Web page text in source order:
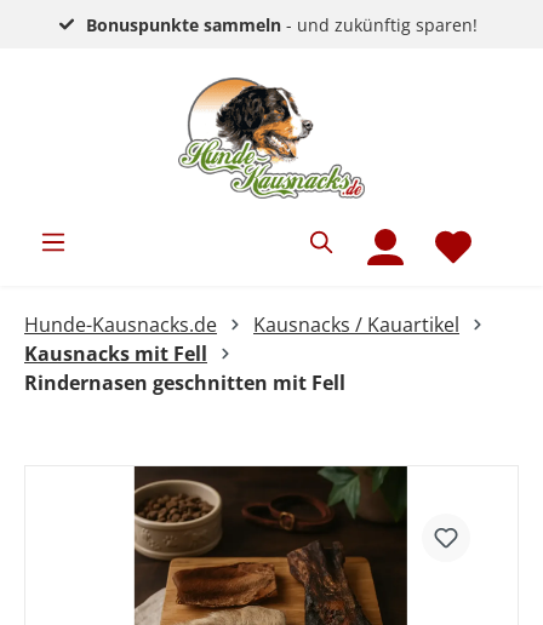
Bonuspunkte sammeln - und zukünftig sparen!
Hunde-Kausnacks.de
Kausnacks / Kauartikel
Kausnacks mit Fell
Rindernasen geschnitten mit Fell